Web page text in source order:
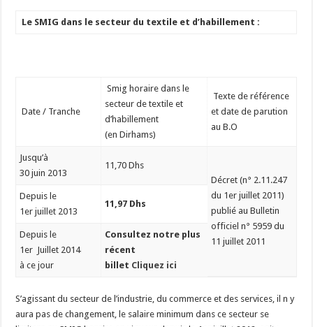
Le SMIG dans le secteur du textile et d’habillement :
Date / Tranche
Smig horaire dans le
secteur de textile et
d’habillement
(en Dirhams)
Texte de référence
et date de parution
au B.O
Jusqu’à
30 juin 2013
11,70 Dhs
Décret (n° 2.11.247
du 1er juillet 2011)
publié au Bulletin
officiel n° 5959 du
11 juillet 2011
Depuis le
1er juillet 2013
11,97 Dhs
Depuis le
1er Juillet 2014
à ce jour
Consultez notre plus
récent
billet Cliquez ici
S’agissant du secteur de l’industrie, du commerce et des services, il n y
aura pas de changement, le salaire minimum dans ce secteur se